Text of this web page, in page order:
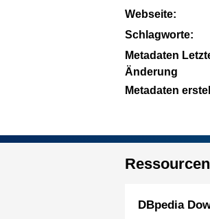
Webseite:
Schlagworte:
Metadaten
Änderung
Metadaten
Ressourcen
DBpedia